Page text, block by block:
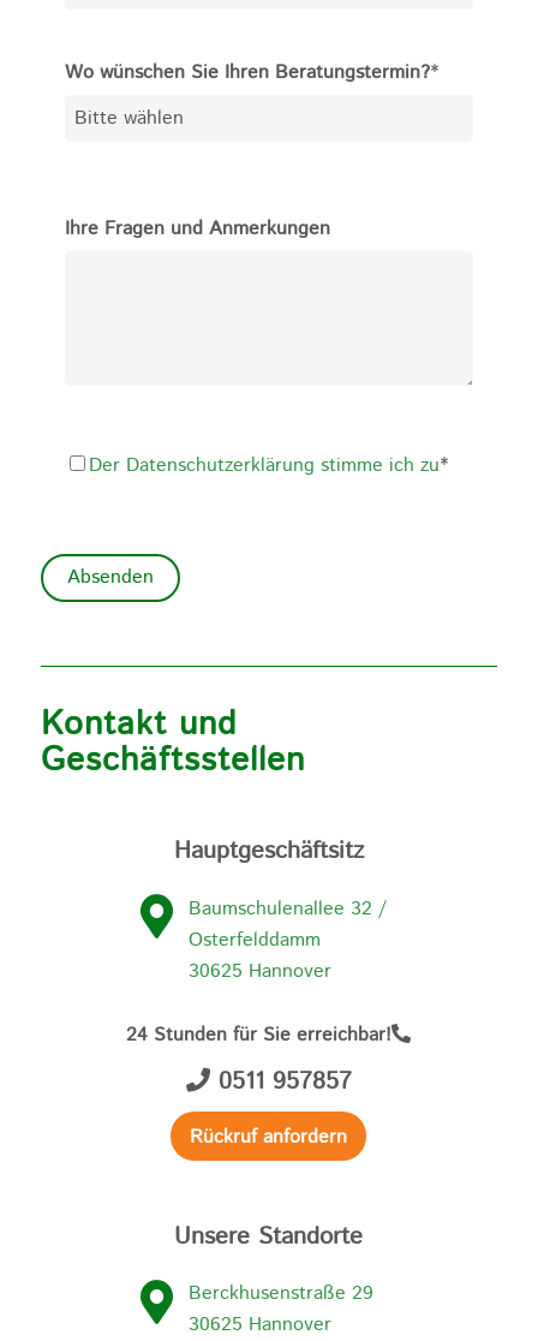
Wo wünschen Sie Ihren Beratungstermin?*
Ihre Fragen und Anmerkungen
Der Datenschutzerklärung stimme ich zu*
Absenden
Kontakt und
Geschäftsstellen
Hauptgeschäftsitz
Baumschulenallee 32 /
Osterfelddamm
30625 Hannover
24 Stunden für Sie erreichbar!
0511 957857
Rückruf anfordern
Unsere Standorte
Berckhusenstraße 29
30625 Hannover